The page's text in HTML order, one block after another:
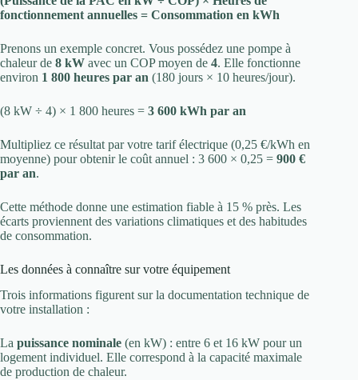
fonctionnement annuelles = Consommation en kWh
Prenons un exemple concret. Vous possédez une pompe à
chaleur de 8 kW avec un COP moyen de 4. Elle fonctionne
environ 1 800 heures par an (180 jours × 10 heures/jour).
(8 kW ÷ 4) × 1 800 heures = 3 600 kWh par an
Multipliez ce résultat par votre tarif électrique (0,25 €/kWh en
moyenne) pour obtenir le coût annuel : 3 600 × 0,25 = 900 €
par an.
Cette méthode donne une estimation fiable à 15 % près. Les
écarts proviennent des variations climatiques et des habitudes
de consommation.
Les données à connaître sur votre équipement
Trois informations figurent sur la documentation technique de
votre installation :
La puissance nominale (en kW) : entre 6 et 16 kW pour un
logement individuel. Elle correspond à la capacité maximale
de production de chaleur.